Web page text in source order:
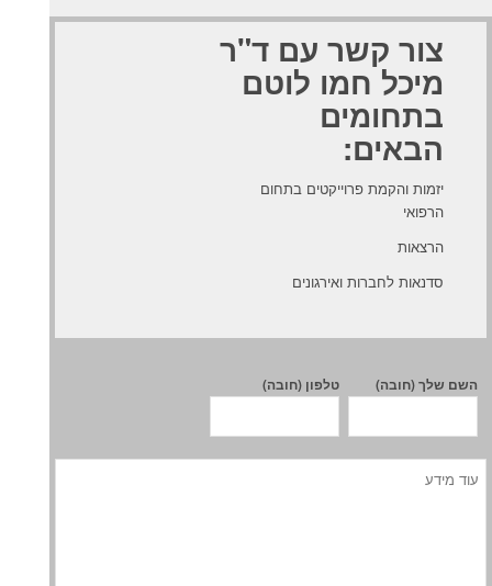
צור קשר עם ד"ר
מיכל חמו לוטם
בתחומים
הבאים:
יזמות והקמת פרוייקטים בתחום
הרפואי
הרצאות
סדנאות לחברות ואירגונים
השם שלך (חובה) טלפון (חובה)